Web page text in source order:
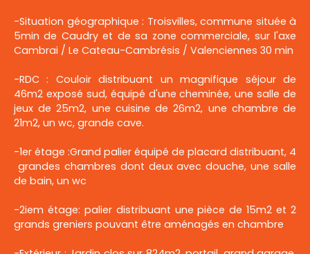
-Situation géographique : Troisvilles, commune située à
5min de Caudry et de sa zone commerciale, sur l'axe
Cambrai / Le Cateau-Cambrésis / Valenciennes 30 min
-RDC : Couloir distribuant un magnifique séjour de
46m2 exposé sud, équipé d'une cheminée, une salle de
jeux de 25m2, une cuisine de 26m2, une chambre de
21m2, un wc, grande cave.
-1er étage :Grand palier équipé de placard distribuant, 4
grandes chambres dont deux avec douche, une salle
de bain, un wc
-2iem étage: palier distribuant une pièce de 15m2 et 2
grands greniers pouvant être aménagés en chambre